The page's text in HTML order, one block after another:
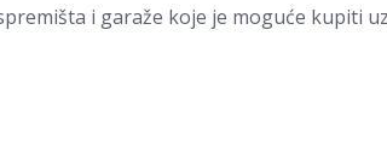
i garaže koje je moguće kupiti